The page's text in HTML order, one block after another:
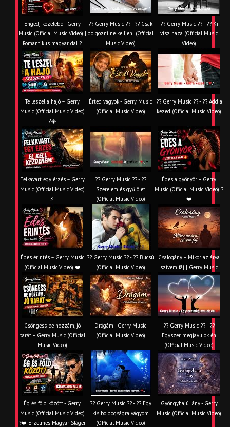
Engedj közelebb - Gerry
Music (Official Music Video) |
Romantikus magyar dal ?
?? Gerry Music ?? - ?? Csak
dolgozni ne kelljen! (Official
Music Video)
?? Gerry Music ?? - ?? Ki
visz haza (Official Music
Video)
Te leszel a hajó – Gerry
Music (Official Music Video)
?☀️
Érted vagyok - Gerry Music
(Official Music Video)
?? Gerry Music ?? - ?? Add a
kezed (Official Music Video)
Felkavart egy érzés – Gerry
Music (Official Music Video)
⚡
?? Gerry Music ?? - ??
Szerelem és gyűlölet
(Official Music Video)
Édes a gyönyör – Gerry
Music (Official Music Video) ?
❤️
Édes érintés – Gerry Music
(Official Music Video) ❤️
?? Gerry Music ?? - ?? Búcsú
(Official Music Video)
Csalogány – Mikor az árva
szívem fáj | Gerry Music
Csöngess be hozzám, jó
barát – Gerry Music (Official
Music Video)
Drágám - Gerry Music
(Official Music Video)
?? Gerry Music ?? - ??
Egyszer megjavulok én
(Official Music Video)
Ég és föld között - Gerry
Music (Official Music Video)
?❤️ Érzelmes Magyar Sláger
?? Gerry Music ?? - ?? Egy
kis boldogságra vágyom
(Official Music Video)
Gyöngyhajú lány - Gerry
Music (Official Music Video)